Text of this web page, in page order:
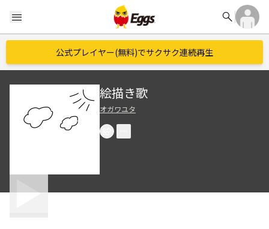
menu search
公式プレイヤー(無料)でサクサク連続再生
絵描き歌
オガワユタ